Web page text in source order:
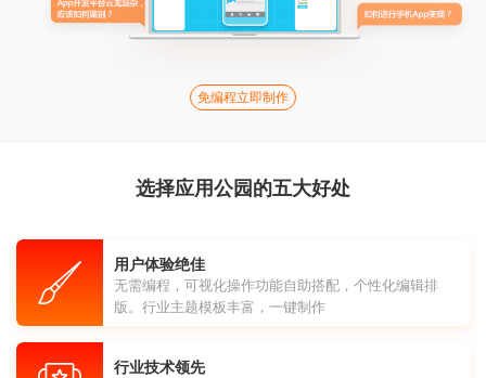
免编程立即制作
选择应用公园的五大好处
用户体验绝佳
无需编程，可视化操作功能自助搭配，个性化编辑排
版。行业主题模板丰富，一键制作
行业技术领先